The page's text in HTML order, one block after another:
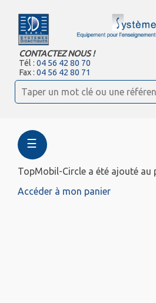
CONTACTEZ NOUS !
Tél :04 56 42 80 70
Fax :04 56 42 80 71
☰
TopMobil-Circle a été ajouté au
Accéder à mon panier